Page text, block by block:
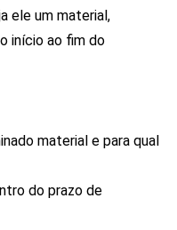
ele um material,
início ao fim do
material e para qual
do prazo de